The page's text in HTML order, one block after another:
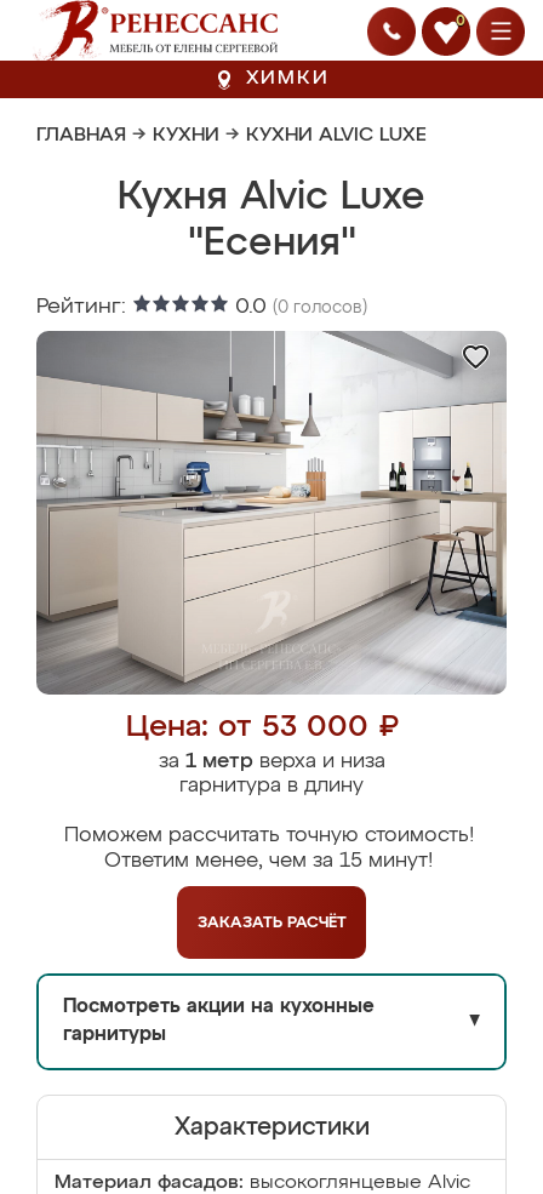
0
ХИМКИ
ГЛАВНАЯ → КУХНИ → КУХНИ ALVIC LUXE
Кухня Alvic Luxe
"Есения"
Рейтинг: 0.0 (0 голосов)
Цена: от 53 000 ₽
за 1 метрверха и низа
гарнитура в длину
Поможем рассчитать точную стоимость!
Ответим менее, чем за 15 минут!
ЗАКАЗАТЬ РАСЧЁТ
Посмотреть акции на кухонные
гарнитуры
▼
Характеристики
Материал фасадов: высокоглянцевые Аlvic